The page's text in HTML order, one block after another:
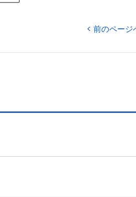
前のページ